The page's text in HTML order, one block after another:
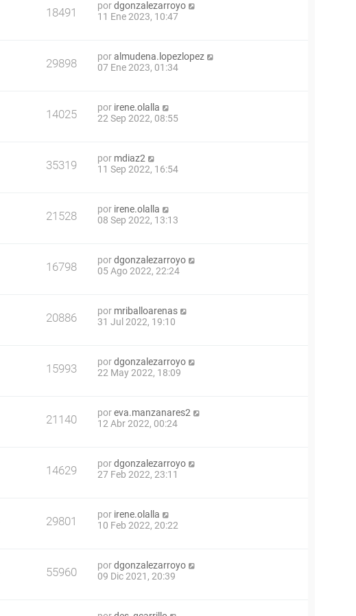
18491 pordgonzalezarroyo
11 Ene 2023, 10:47
29898 poralmudena.lopezlopez
07 Ene 2023, 01:34
14025 por irene.olalla
22 Sep 2022, 08:55
35319 por mdiaz2
11 Sep 2022, 16:54
21528 por irene.olalla
08 Sep 2022, 13:13
16798 pordgonzalezarroyo
05 Ago 2022, 22:24
20886 por mriballoarenas
31 Jul 2022, 19:10
15993 pordgonzalezarroyo
22 May 2022, 18:09
21140 poreva.manzanares2
12 Abr 2022, 00:24
14629 pordgonzalezarroyo
27 Feb 2022, 23:11
29801 por irene.olalla
10 Feb 2022, 20:22
55960 pordgonzalezarroyo
09 Dic 2021, 20:39